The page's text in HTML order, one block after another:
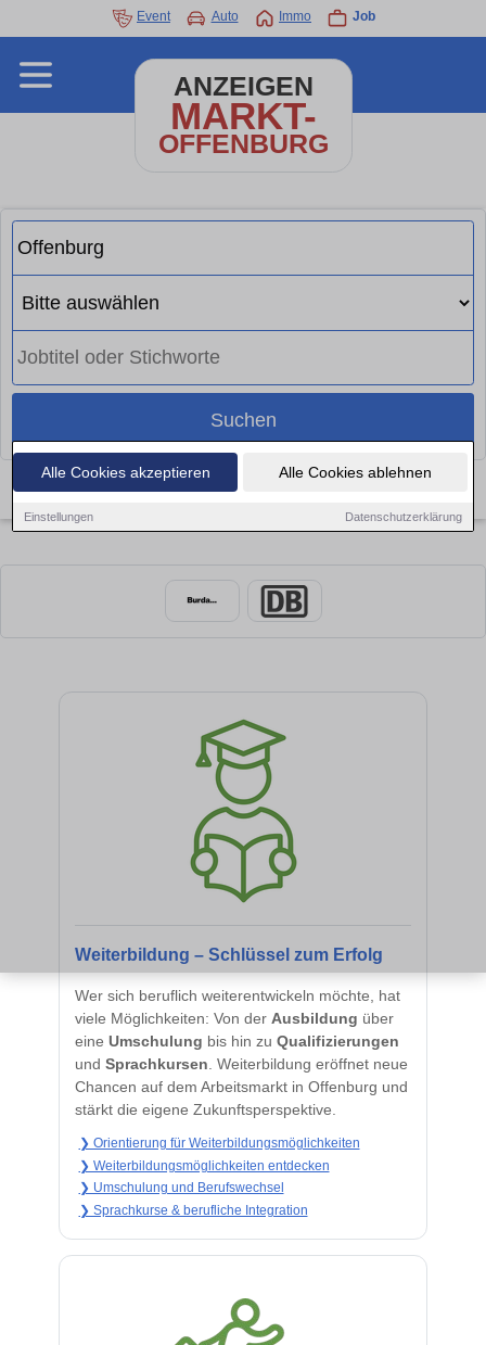
Alle Cookies akzeptieren Alle Cookies ablehnen
Einstellungen Datenschutzerklärung
Event Auto Immo Job
ANZEIGEN
MARKT-
OFFENBURG
Suchen
Offenburg×
Weiterbildung – Schlüssel zum Erfolg
Wer sich beruflich weiterentwickeln möchte, hat
viele Möglichkeiten: Von der Ausbildung über
eine Umschulung bis hin zu Qualifizierungen
und Sprachkursen. Weiterbildung eröffnet neue
Chancen auf dem Arbeitsmarkt in Offenburg und
stärkt die eigene Zukunftsperspektive.
❯ Orientierung für Weiterbildungsmöglichkeiten
❯ Weiterbildungsmöglichkeiten entdecken
❯ Umschulung und Berufswechsel
❯ Sprachkurse & berufliche Integration